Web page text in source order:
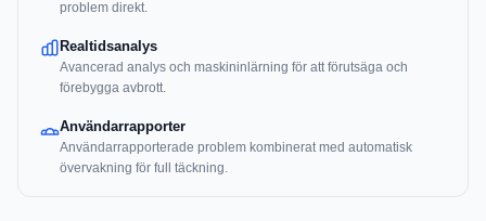
problem direkt.
Realtidsanalys
Avancerad analys och maskininlärning för att förutsäga och
förebygga avbrott.
Användarrapporter
Användarrapporterade problem kombinerat med automatisk
övervakning för full täckning.